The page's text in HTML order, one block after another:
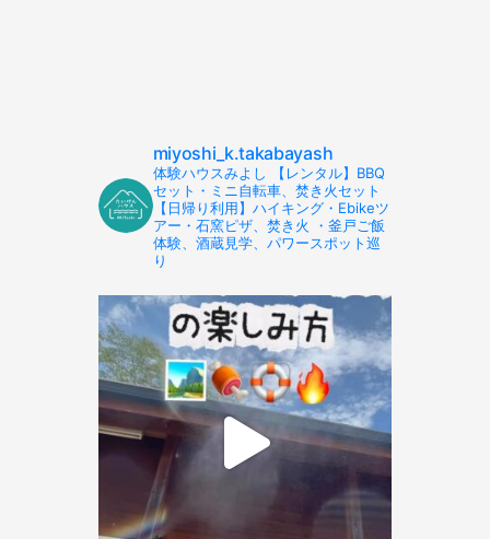
miyoshi_k.takabayash
体験ハウスみよし 【レンタル】BBQ
セット・ミニ自転車、焚き火セット
【日帰り利用】ハイキング・Ebikeツ
アー・石窯ピザ、焚き火 ・釜戸ご飯
体験、酒蔵見学、パワースポット巡
り